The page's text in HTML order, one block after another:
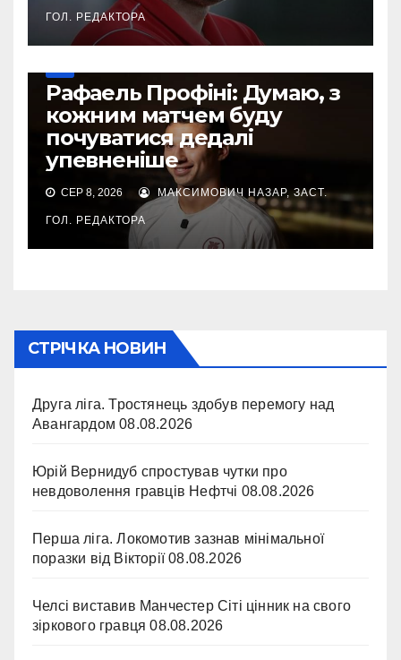
ГОЛ. РЕДАКТОРА
Рафаель Профіні: Думаю, з
кожним матчем буду
почуватися дедалі
упевненіше
СЕР 8, 2026 МАКСИМОВИЧ НАЗАР, ЗАСТ.
ГОЛ. РЕДАКТОРА
СТРІЧКА НОВИН
Друга ліга. Тростянець здобув перемогу над
Авангардом 08.08.2026
Юрій Вернидуб спростував чутки про
невдоволення гравців Нефтчі 08.08.2026
Перша ліга. Локомотив зазнав мінімальної
поразки від Вікторії 08.08.2026
Челсі виставив Манчестер Сіті цінник на свого
зіркового гравця 08.08.2026